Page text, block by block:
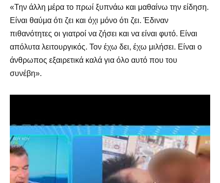
«Την άλλη μέρα το πρωί ξυπνάω και μαθαίνω την είδηση.
Είναι θαύμα ότι ζει και όχι μόνο ότι ζει. Έδιναν
πιθανότητες οι γιατροί να ζήσει και να είναι φυτό. Είναι
απόλυτα λειτουργικός. Τον έχω δει, έχω μιλήσει. Είναι ο
άνθρωπος εξαιρετικά καλά για όλο αυτό που του
συνέβη».